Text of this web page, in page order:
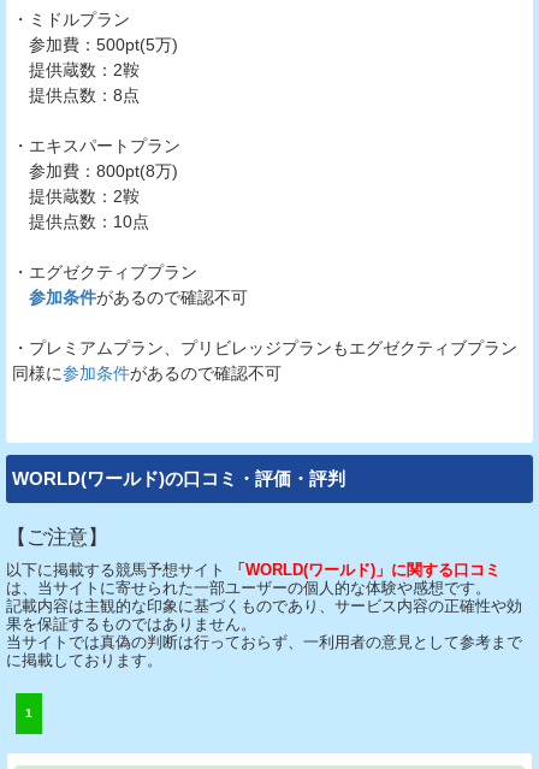
・ミドルプラン
参加費：500pt(5万)
提供蔵数：2鞍
提供点数：8点
・エキスパートプラン
参加費：800pt(8万)
提供蔵数：2鞍
提供点数：10点
・エグゼクティブプラン
参加条件があるので確認不可
・プレミアムプラン、プリビレッジプランもエグゼクティブプラン
同様に参加条件があるので確認不可
WORLD(ワールド)の口コミ・評価・評判
【ご注意】
以下に掲載する競馬予想サイト
「WORLD(ワールド)」に関する口コミ
は、当サイトに寄せられた一部ユーザーの個人的な体験や感想です。
記載内容は主観的な印象に基づくものであり、サービス内容の正確性や効
果を保証するものではありません。
当サイトでは真偽の判断は行っておらず、一利用者の意見として参考まで
に掲載しております。
1